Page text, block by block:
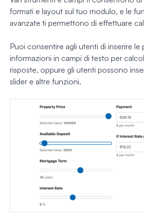
formati e layout sul tuo modulo, e le
avanzate ti permettono di effettuare
Puoi consentire agli utenti di inserire le
informazioni in campi di testo per
risposte, oppure gli utenti possono
slider e altre funzioni.